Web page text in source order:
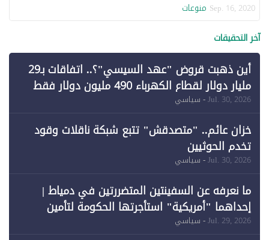
Sep. 16, 2020 منوعات
آخر التحقيقات
أين ذهبت قروض "عهد السيسي"؟.. اتفاقات بـ29
مليار دولار لقطاع الكهرباء 490 مليون دولار فقط
لـ"الطاقة المتجددة" (1)
Jul. 30, 2026- سياسي
خزان عائم.. "متصدقش" تتبع شبكة ناقلات وقود
تخدم الحوثيين
Jul. 30, 2026- سياسي
ما نعرفه عن السفينتين المتضررتين في دمياط |
إحداهما "أمريكية" استأجرتها الحكومة لتأمين
احتياجات الطاقة
Jul. 29, 2026- سياسي